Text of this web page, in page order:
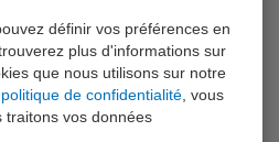
définir vos préférences en
plus d'informations sur
que nous utilisons sur notre
politique de confidentialité , vous
traitons vos données
VLAREM II en
désormais fournir divers
de fuites et de protection
avec les certifications et